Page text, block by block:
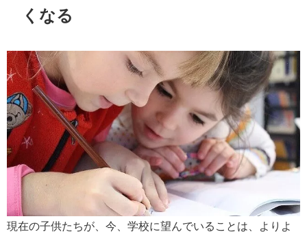
くなる
現在の子供たちが、今、学校に望んでいることは、よりよ